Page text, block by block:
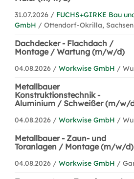
31.07.2026 / FUCHS+GIRKE Bau
GmbH / Ottendorf-Okrilla,
Dachdecker - Flachdach /
Montage / Wartung (m/w/d)
04.08.2026 / Workwise GmbH /
Metallbauer
Konstruktionstechnik -
Aluminium / Schweißer (m/w/
04.08.2026 / Workwise GmbH /
Metallbauer - Zaun- und
Toranlagen / Montage (m/w/d)
04.08.2026 / Workwise GmbH /